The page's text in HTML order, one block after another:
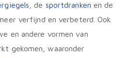
, de sportdranken en de
verfijnd en verbeterd. Ook
en andere vormen van
gekomen, waaronder